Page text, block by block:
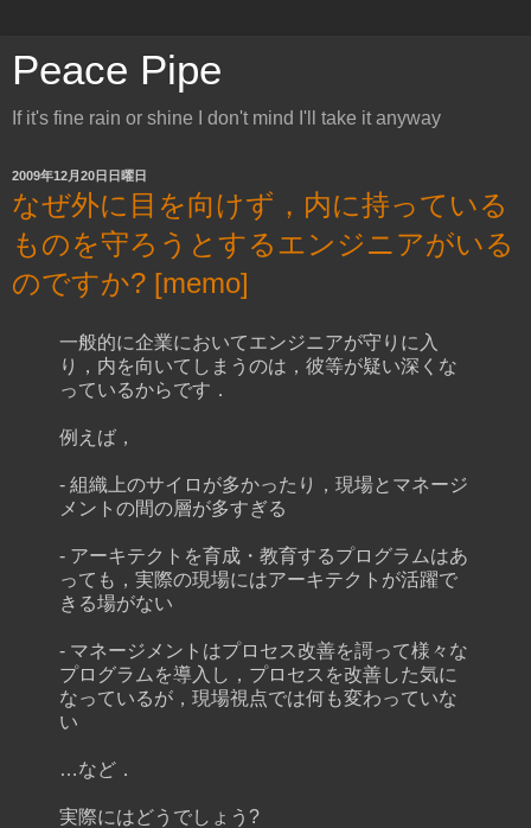
Peace Pipe
If it's fine rain or shine I don't mind I'll take it anyway
2009年12月20日日曜日
なぜ外に目を向けず，内に持っている
ものを守ろうとするエンジニアがいる
のですか? [memo]
一般的に企業においてエンジニアが守りに入
り，内を向いてしまうのは，彼等が疑い深くな
っているからです．
例えば，
- 組織上のサイロが多かったり，現場とマネージ
メントの間の層が多すぎる
- アーキテクトを育成・教育するプログラムはあ
っても，実際の現場にはアーキテクトが活躍で
きる場がない
- マネージメントはプロセス改善を謌って様々な
プログラムを導入し，プロセスを改善した気に
なっているが，現場視点では何も変わっていな
い
…など．
実際にはどうでしょう?